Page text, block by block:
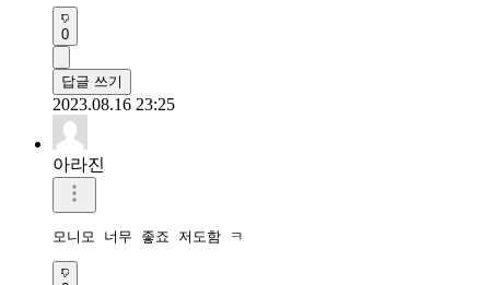
0
답글 쓰기
2023.08.16 23:25
아라진
모니모 너무 좋죠 저도함 ㅋ